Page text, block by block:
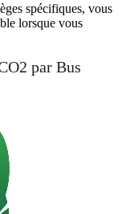
spécifiques, vous
lorsque vous
par Bus